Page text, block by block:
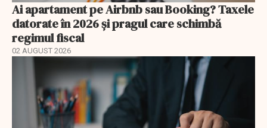
Ai apartament pe Airbnb sau Booking? Taxele
datorate în 2026 și pragul care schimbă
regimul fiscal
02 AUGUST 2026